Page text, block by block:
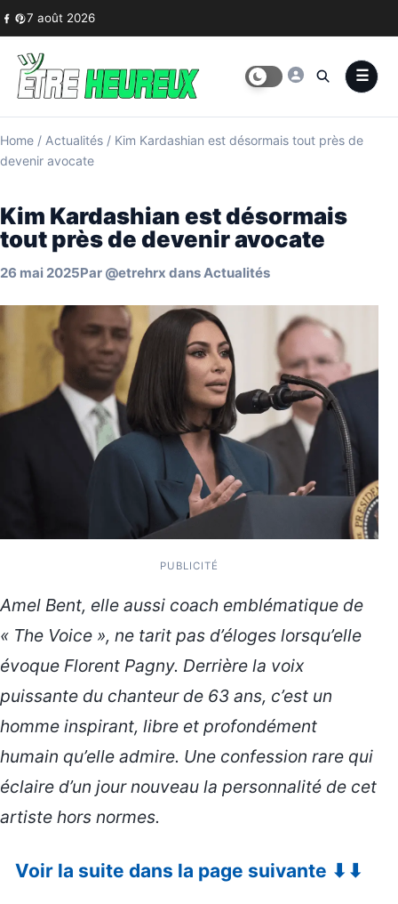
Skip to content
7 août 2026
Home / Actualités / Kim Kardashian est désormais tout près de
devenir avocate
Kim Kardashian est désormais
tout près de devenir avocate
26 mai 2025Par @etrehrx dansActualités
PUBLICITÉ
Amel Bent, elle aussi coach emblématique de
« The Voice », ne tarit pas d’éloges lorsqu’elle
évoque Florent Pagny. Derrière la voix
puissante du chanteur de 63 ans, c’est un
homme inspirant, libre et profondément
humain qu’elle admire. Une confession rare qui
éclaire d’un jour nouveau la personnalité de cet
artiste hors normes.
Voir la suite dans la page suivante ⬇⬇